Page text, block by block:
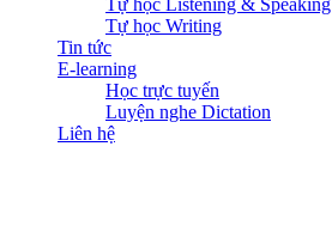
Tự học Listening & Speaking
Tự học Writing
Tin tức
E-learning
Học trực tuyến
Luyện nghe Dictation
Liên hệ